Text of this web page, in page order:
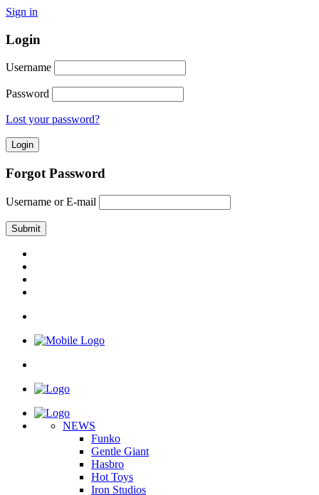
Sign in
Login
Username
Password
Lost your password?
Forgot Password
Username or E-mail
NEWS
Funko
Gentle Giant
Hasbro
Hot Toys
Iron Studios